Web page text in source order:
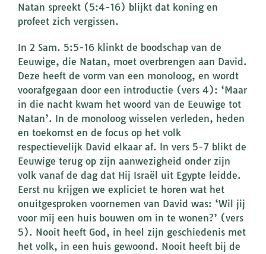
Natan spreekt (5:4-16) blijkt dat koning en
profeet zich vergissen.
In 2 Sam. 5:5-16 klinkt de boodschap van de
Eeuwige, die Natan, moet overbrengen aan David.
Deze heeft de vorm van een monoloog, en wordt
voorafgegaan door een introductie (vers 4): ‘Maar
in die nacht kwam het woord van de Eeuwige tot
Natan’. In de monoloog wisselen verleden, heden
en toekomst en de focus op het volk
respectievelijk David elkaar af. In vers 5-7 blikt de
Eeuwige terug op zijn aanwezigheid onder zijn
volk vanaf de dag dat Hij Israël uit Egypte leidde.
Eerst nu krijgen we expliciet te horen wat het
onuitgesproken voornemen van David was: ‘Wil jij
voor mij een huis bouwen om in te wonen?’ (vers
5). Nooit heeft God, in heel zijn geschiedenis met
het volk, in een huis gewoond. Nooit heeft bij de